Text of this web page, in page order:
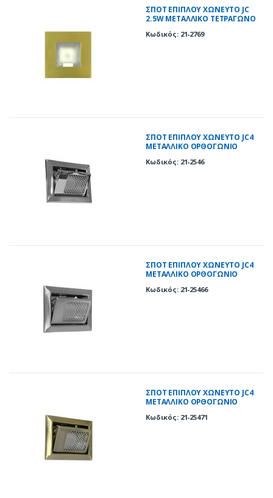
ΣΠΟΤ ΕΠΙΠΛΟΥ ΧΩΝΕΥΤΟ JC
2.5W ΜΕΤΑΛΛΙΚΟ ΤΕΤΡΑΓΩΝΟ
Κωδικός: 21-2769
ΣΠΟΤ ΕΠΙΠΛΟΥ ΧΩΝΕΥΤΟ JC4
ΜΕΤΑΛΛΙΚΟ ΟΡΘΟΓΩΝΙΟ
Κωδικός: 21-2546
ΣΠΟΤ ΕΠΙΠΛΟΥ ΧΩΝΕΥΤΟ JC4
ΜΕΤΑΛΛΙΚΟ ΟΡΘΟΓΩΝΙΟ
Κωδικός: 21-25466
ΣΠΟΤ ΕΠΙΠΛΟΥ ΧΩΝΕΥΤO JC4
ΜΕΤΑΛΛΙΚΟ ΟΡΘΟΓΩΝΙΟ
Κωδικός: 21-25471